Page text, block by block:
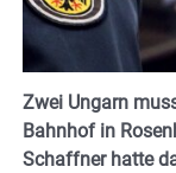
Zwei Ungarn
Bahnhof in
Schaffner hatte